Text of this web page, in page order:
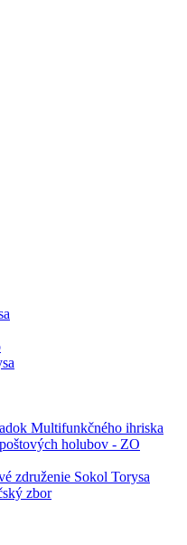
Multifunkčného ihriska
holubov - ZO
združenie Sokol Torysa
zbor